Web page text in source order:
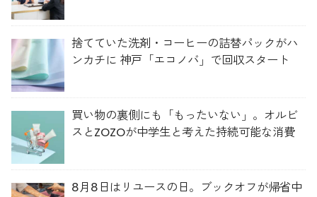
捨てていた洗剤・コーヒーの詰替パックがハ
ンカチに 神戸「エコノバ」で回収スタート
買い物の裏側にも「もったいない」。オルビ
スとZOZOが中学生と考えた持続可能な消費
8月8日はリユースの日。ブックオフが帰省中